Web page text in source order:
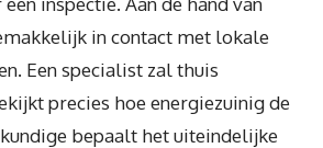
in contact met lokale
Een specialist zal thuis
precies hoe energiezuinig de
bepaalt het uiteindelijke